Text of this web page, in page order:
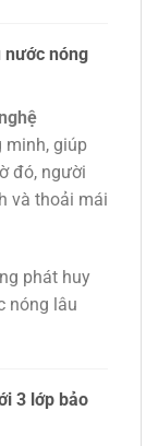
nước nóng
minh, giúp
đó, người
và thoải mái
phát huy
nóng lâu
3 lớp bảo